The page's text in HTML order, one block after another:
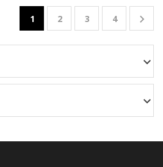
1 2 3 4 

